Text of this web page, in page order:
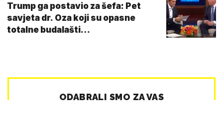
Trump ga postavio za šefa: Pet
savjeta dr. Oza koji su opasne
totalne budalašti…